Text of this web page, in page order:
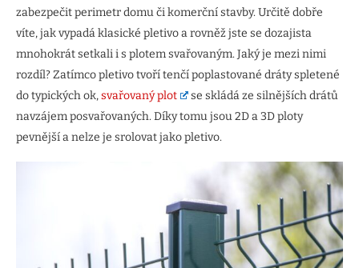
zabezpečit perimetr domu či komerční stavby. Určitě dobře
víte, jak vypadá klasické pletivo a rovněž jste se dozajista
mnohokrát setkali i s plotem svařovaným. Jaký je mezi nimi
rozdíl? Zatímco pletivo tvoří tenčí poplastované dráty spletené
do typických ok,svařovaný plot
se skládá ze silnějších drátů
navzájem posvařovaných. Díky tomu jsou 2D a 3D ploty
pevnější a nelze je srolovat jako pletivo.